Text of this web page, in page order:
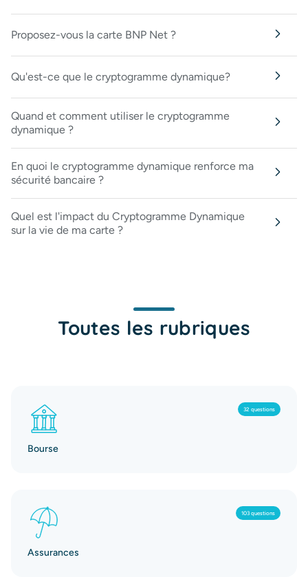
Proposez-vous la carte BNP Net ?
Qu'est-ce que le cryptogramme dynamique?
Quand et comment utiliser le cryptogramme
dynamique ?
En quoi le cryptogramme dynamique renforce ma
sécurité bancaire ?
Quel est l'impact du Cryptogramme Dynamique
sur la vie de ma carte ?
Toutes les rubriques
32 questions
Bourse
103 questions
Assurances